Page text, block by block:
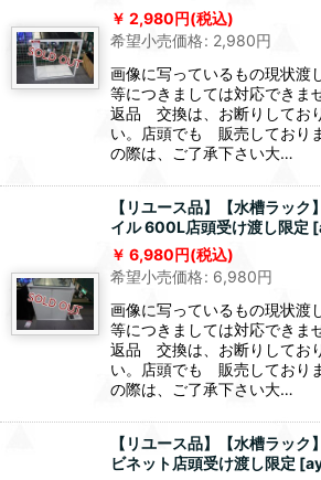
2,980円(税込)
希望小売価格: 2,980円
画像に写っているもの現
等につきましては対応できま
返品 交換は、お断りしてお
い。店頭でも 販売しており
の際は、ご了承下さい大…
【リユース品】【水槽ラック
イル 600L店頭受け渡し限定 [
6,980円(税込)
希望小売価格: 6,980円
画像に写っているもの現
等につきましては対応できま
返品 交換は、お断りしてお
い。店頭でも 販売しており
の際は、ご了承下さい大…
【リユース品】【水槽ラッ
ビネット店頭受け渡し限定 [